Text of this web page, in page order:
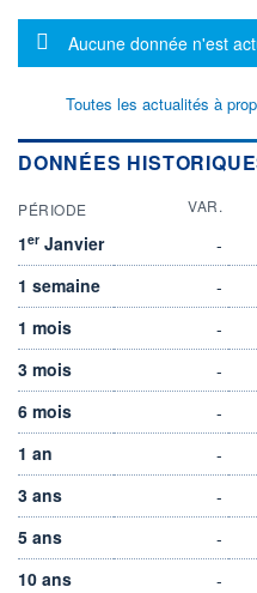
Message d'information
Aucune donnée n'est
Toutes les actualités à
DONNÉES
PÉRIODE VAR.
1er Janvier -
1 semaine
-
1 mois
-
3 mois
-
6 mois
-
1 an
-
3 ans
-
5 ans
-
10 ans
-